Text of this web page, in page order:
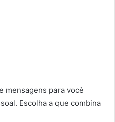
mensagens para você
Escolha a que combina